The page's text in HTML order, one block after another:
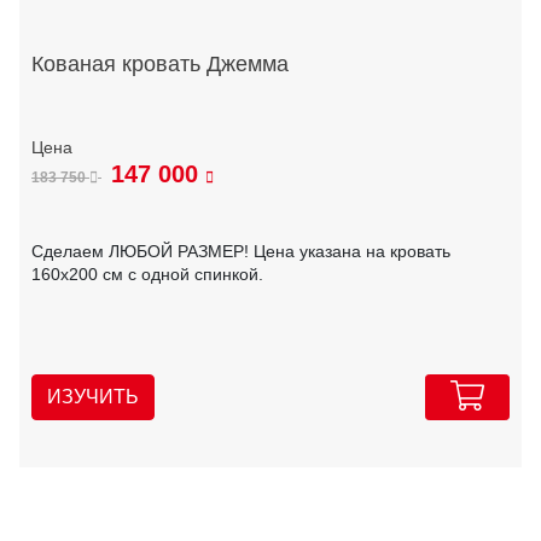
Кованая кровать Джемма
183 750 147 000
Сделаем ЛЮБОЙ РАЗМЕР! Цена указана на кровать
160х200 см с одной спинкой.
ИЗУЧИТЬ